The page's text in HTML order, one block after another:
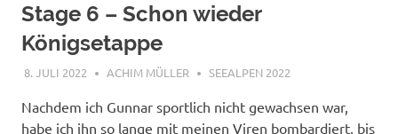
Stage 6 – Schon wieder
Königsetappe
8. JULI 2022 ACHIM MÜLLER SEEALPEN 2022
Nachdem ich Gunnar sportlich nicht gewachsen war,
habe ich ihn so lange mit meinen Viren bombardiert, bis